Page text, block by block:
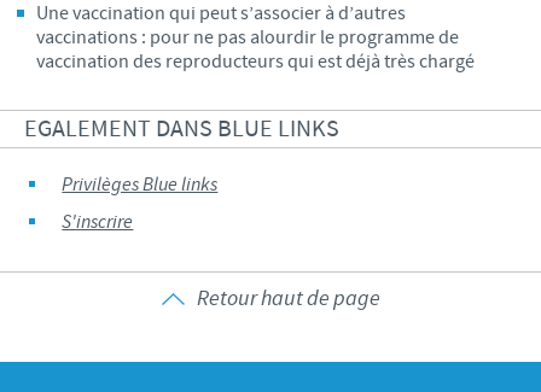
Une vaccination qui peut s’associer à d’autres
vaccinations : pour ne pas alourdir le programme de
vaccination des reproducteurs qui est déjà très chargé
EGALEMENT DANS BLUE LINKS
Privilèges Blue links
S'inscrire
Retour haut de page